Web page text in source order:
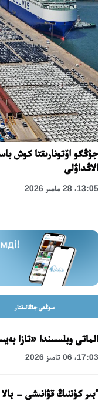
جۇڭگو اۆتونارىقتا كوش
الاڭداۋلى
13:05، 28 مامىر 2026
سوڭعى جاڭالىقتار
الماتى وبلىسىندا «تازا بەيسەنبى»: 510 توننا
17:03، 06 تامىز 2026
ءبىر كۇننىڭ قۋانىشى -